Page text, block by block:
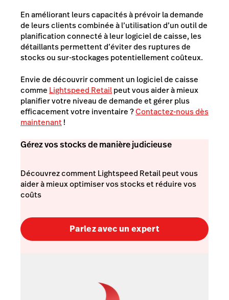
En améliorant leurs capacités à prévoir la demande
de leurs clients combinée à l’utilisation d’un outil de
planification connecté à leur logiciel de caisse, les
détaillants permettent d’éviter des ruptures de
stocks ou sur-stockages potentiellement coûteux.
Envie de découvrir comment un logiciel de caisse
comme Lightspeed Retailpeut vous aider à mieux
planifier votre niveau de demande et gérer plus
efficacement votre inventaire ?Contactez-nous dès
maintenant!
Gérez vos stocks de manière judicieuse
Découvrez comment Lightspeed Retail peut vous
aider à mieux optimiser vos stocks et réduire vos
coûts
Parlez avec un expert